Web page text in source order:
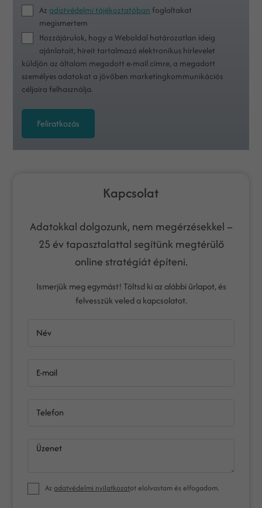
Azadatvédelmi tájékoztatóban foglaltakat
megismertem
Hozzájárulok, hogy a Weboldal határozatlan ideig
ajánlatait, híreit tartalmazó elektronikus hírlevelet
küldjön az általam megadott e-mail címre, a megadott
személyes adatokat a jövőben marketingkommunikációs
céljaira felhasználja.
Feliratkozás
Kapcsolat
Adatokkal dolgozunk, nem megérzésekkel –
25 év tapasztalattal segítünk megtérülő
online stratégiát építeni.
Ismerjük meg egymást! Töltsd ki az alábbi űrlapot, és
felvesszük veled a kapcsolatot.
Név
E-mail
Telefon
Üzenet
Azadatvédelmi nyilatkozatot elolvastam és elfogadom.